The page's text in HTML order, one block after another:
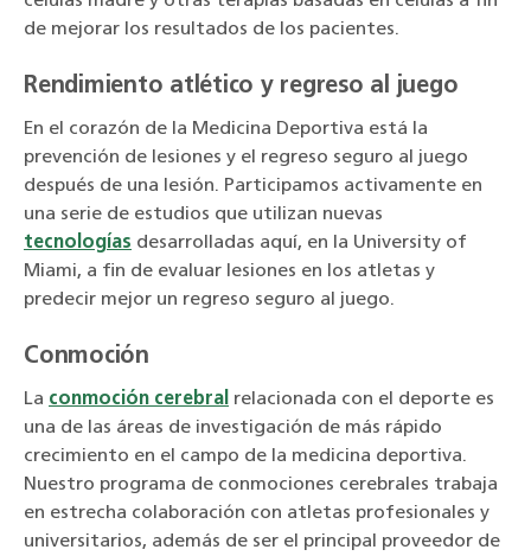
de mejorar los resultados de los pacientes.
Rendimiento atlético y regreso al juego
En el corazón de la Medicina Deportiva está la
prevención de lesiones y el regreso seguro al juego
después de una lesión. Participamos activamente en
una serie de estudios que utilizan nuevas
tecnologías desarrolladas aquí, en la University of
Miami, a fin de evaluar lesiones en los atletas y
predecir mejor un regreso seguro al juego.
Conmoción
La conmoción cerebral relacionada con el deporte es
una de las áreas de investigación de más rápido
crecimiento en el campo de la medicina deportiva.
Nuestro programa de conmociones cerebrales trabaja
en estrecha colaboración con atletas profesionales y
universitarios, además de ser el principal proveedor de